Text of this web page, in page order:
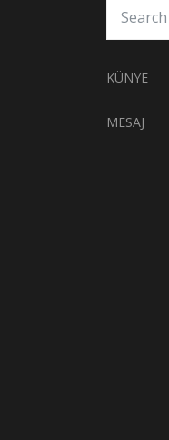
KÜNYE
MESAJ